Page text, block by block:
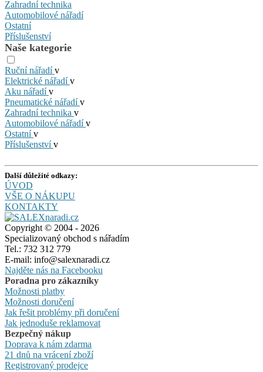
Zahradní technika
Automobilové nářadí
Ostatní
Příslušenství
Naše kategorie
Ruční nářadív
Elektrické nářadív
Aku nářadív
Pneumatické nářadív
Zahradní technika v
Automobilové nářadív
Ostatnív
Příslušenstvív
Další důležité odkazy:
ÚVOD
VŠE O NÁKUPU
KONTAKTY
Copyright © 2004 - 2026
Specializovaný obchod s nářadím
Tel.: 732 312 779
E-mail: info@salexnaradi.cz
Najděte nás na Facebooku
Poradna pro zákazníky
Možnosti platby
Možnosti doručení
Jak řešit problémy při doručení
Jak jednoduše reklamovat
Bezpečný nákup
Doprava k nám zdarma
21 dnů na vrácení zboží
Registrovaný prodejce